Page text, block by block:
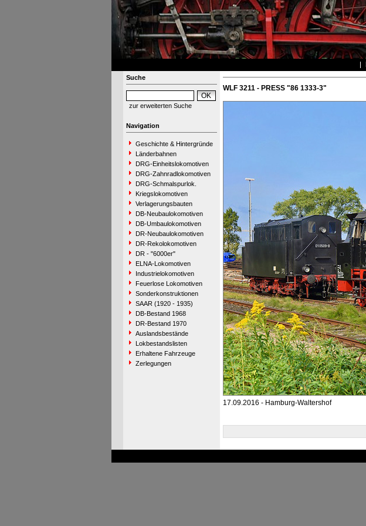
Suche
zur erweiterten Suche
Navigation
Geschichte & Hintergründe
Länderbahnen
DRG-Einheitslokomotiven
DRG-Zahnradlokomotiven
DRG-Schmalspurlok.
Kriegslokomotiven
Verlagerungsbauten
DB-Neubaulokomotiven
DB-Umbaulokomotiven
DR-Neubaulokomotiven
DR-Rekolokomotiven
DR - "6000er"
ELNA-Lokomotiven
Industrielokomotiven
Feuerlose Lokomotiven
Sonderkonstruktionen
SAAR (1920 - 1935)
DB-Bestand 1968
DR-Bestand 1970
Auslandsbestände
Lokbestandslisten
Erhaltene Fahrzeuge
Zerlegungen
WLF 3211 - PRESS "86 1333-3"
17.09.2016 - Hamburg-Waltershof